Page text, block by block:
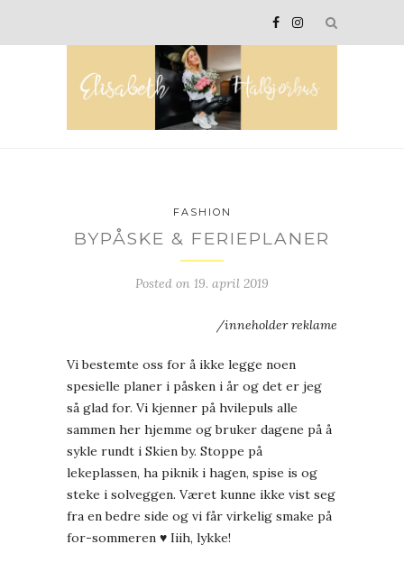
FASHION
BYPÅSKE & FERIEPLANER
Posted on 19. april 2019
/inneholder reklame
Vi bestemte oss for å ikke legge noen
spesielle planer i påsken i år og det er jeg
så glad for. Vi kjenner på hvilepuls alle
sammen her hjemme og bruker dagene på å
sykle rundt i Skien by. Stoppe på
lekeplassen, ha piknik i hagen, spise is og
steke i solveggen. Været kunne ikke vist seg
fra en bedre side og vi får virkelig smake på
for-sommeren ♥ Iiih, lykke!